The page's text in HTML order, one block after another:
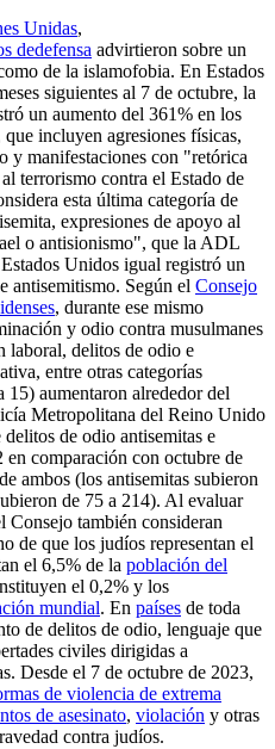
Unidas,
dedefensa advirtieron sobre un
de la islamofobia. En Estados
siguientes al 7 de octubre, la
un aumento del 361% en los
incluyen agresiones físicas,
y manifestaciones con "retórica
terrorismo contra el Estado de
esta última categoría de
expresiones de apoyo al
o antisionismo", que la ADL
Unidos igual registró un
antisemitismo. Según el Consejo
, durante ese mismo
y odio contra musulmanes
laboral, delitos de odio e
entre otras categorías
15) aumentaron alrededor del
Metropolitana del Reino Unido
delitos de odio antisemitas e
comparación con octubre de
ambos (los antisemitas subieron
de 75 a 214). Al evaluar
Consejo también consideran
de que los judíos representan el
el 6,5% de la población del
el 0,2% y los
mundial. En países de toda
de delitos de odio, lenguaje que
civiles dirigidas a
Desde el 7 de octubre de 2023,
de violencia de extrema
de asesinato, violación y otras
contra judíos.